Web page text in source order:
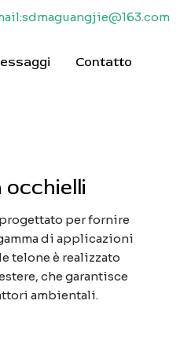
Contatto
occhielli
per fornire
di applicazioni
telone è realizzato
che garantisce
ambientali.